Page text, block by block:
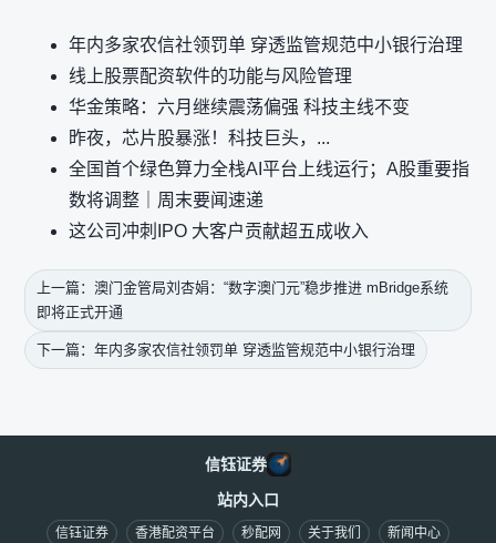
年内多家农信社领罚单 穿透监管规范中小银行治理
线上股票配资软件的功能与风险管理
华金策略：六月继续震荡偏强 科技主线不变
昨夜，芯片股暴涨！科技巨头，...
全国首个绿色算力全栈AI平台上线运行；A股重要指
数将调整｜周末要闻速递
这公司冲刺IPO 大客户贡献超五成收入
上一篇：澳门金管局刘杏娟：“数字澳门元”稳步推进 mBridge系统
即将正式开通
下一篇：年内多家农信社领罚单 穿透监管规范中小银行治理
信钰证券
站内入口
信钰证券 香港配资平台 秒配网 关于我们 新闻中心